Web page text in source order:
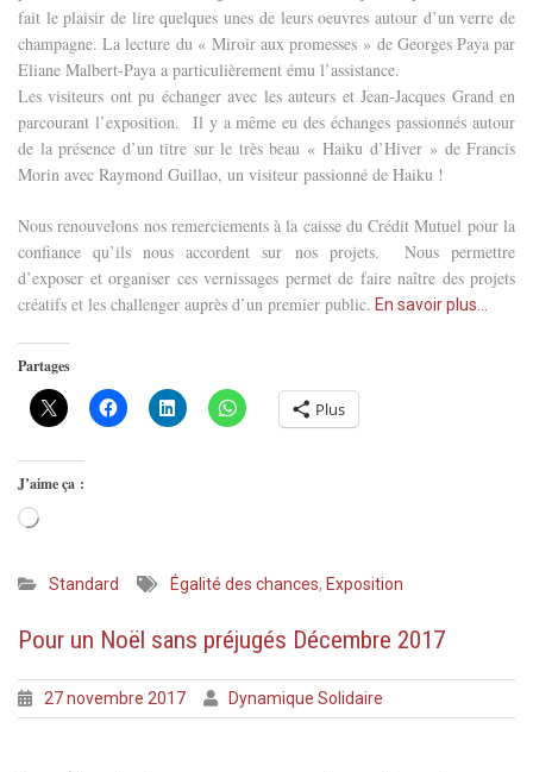
fait le plaisir de lire quelques unes de leurs oeuvres autour d’un verre de
champagne. La lecture du « Miroir aux promesses » de Georges Paya par
Eliane Malbert-Paya a particulièrement ému l’assistance.
Les visiteurs ont pu échanger avec les auteurs et Jean-Jacques Grand en
parcourant l’exposition. Il y a même eu des échanges passionnés autour
de la présence d’un titre sur le très beau « Haiku d’Hiver » de Francis
Morin avec Raymond Guillao, un visiteur passionné de Haiku !
Nous renouvelons nos remerciements à la caisse du Crédit Mutuel pour la
confiance qu’ils nous accordent sur nos projets. Nous permettre
d’exposer et organiser ces vernissages permet de faire naître des projets
créatifs et les challenger auprès d’un premier public. En savoir plus…
Partages
Plus
J’aime ça :
Chargement…
Standard Égalité des chances, Exposition
Pour un Noël sans préjugés Décembre 2017
27 novembre 2017 Dynamique Solidaire